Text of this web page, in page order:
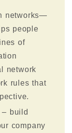
networks—
people
of
network
rules that
– build
company